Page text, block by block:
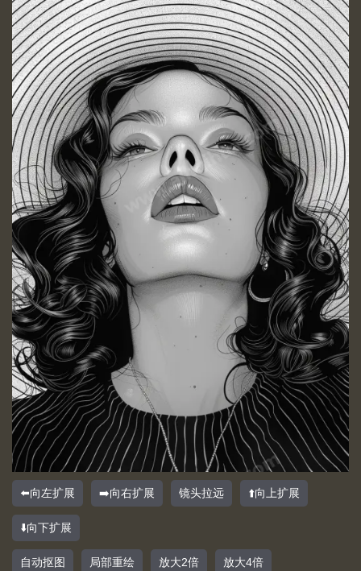
⬅️向左扩展 ➡️向右扩展 镜头拉远 ⬆️向上扩展
⬇️向下扩展
自动抠图 局部重绘 放大2倍 放大4倍